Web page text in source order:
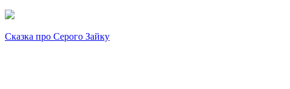
Сказка про Серого Зайку